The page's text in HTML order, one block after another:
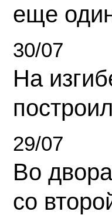
еще
30/07
На
29/07
Во
со